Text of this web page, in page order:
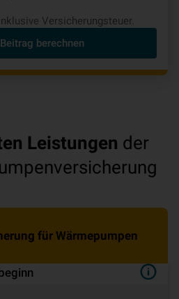
Versicherungsteuer.
berechnen
Leistungen der
für Wärmepumpen